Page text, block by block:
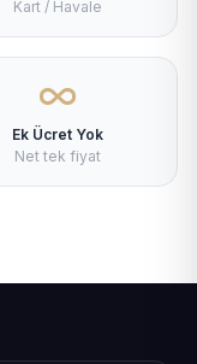
Kart / Havale
Ek Ücret Yok
Net tek fiyat